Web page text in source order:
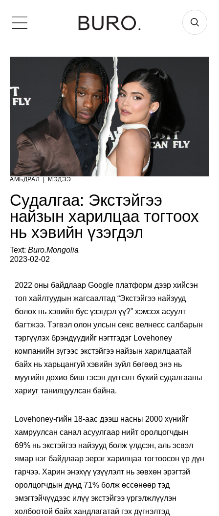
АМЬДРАЛ МЭДЭЭ
Судалгаа: Экстэйгээ
найзын харилцаа тогтоох
нь хэвийн үзэгдэл
Text: Buro.Mongolia
2023-02-02
2022 оны байдлаар Google платформ дээр хийсэн
топ хайлтуудын жагсаалтад “Экстэйгээ найзууд
болох нь хэвийн бус үзэгдэл үү?” хэмээх асуулт
багтжээ. Тэгвэл олон улсын секс велнесс салбарын
тэргүүлэх брэндүүдийг нэгтгэдэг Lovehoney
компанийн зүгээс экстэйгээ найзын харилцаатай
байх нь харьцангуй хэвийн зүйл бөгөөд энэ нь
муугийн дохио биш гэсэн дүгнэлт бүхий судалгааны
хариуг танилцуулсан байна.
Lovehoney-гийн 18-аас дээш насны 2000 хүнийг
хамруулсан санал асуулгаар нийт оролцогчдын
69% нь экстэйгээ найзууд болж үлдсэн, аль эсвэл
ямар нэг байдлаар эерэг харилцаа тогтоосон үр дүн
гарчээ. Харин энэхүү үзүүлэлт нь зөвхөн эрэгтэй
оролцогчдын дунд 71% болж өссөнөөр тэд
эмэгтэйчүүдээс илүү экстэйгээ үргэлжлүүлэн
холбоотой байх хандлагатай гэх дүгнэлтэд